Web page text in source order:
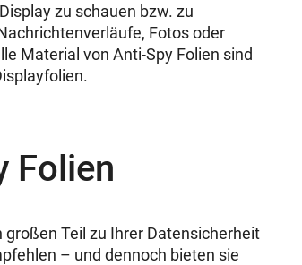
zu schauen bzw. zu
Fotos oder
Material von Anti-Spy Folien sind
Folien
Teil zu Ihrer Datensicherheit
– und dennoch bieten sie